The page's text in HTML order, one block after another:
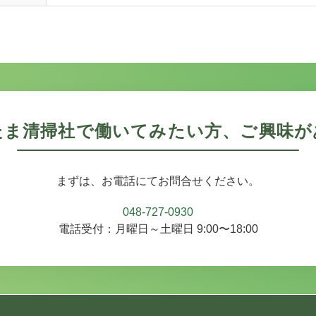
清掃社で働いてみたい方、ご興味
まずは、お電話にてお問合せください。
048-727-0930
電話受付：月曜日～土曜日 9:00〜18:00